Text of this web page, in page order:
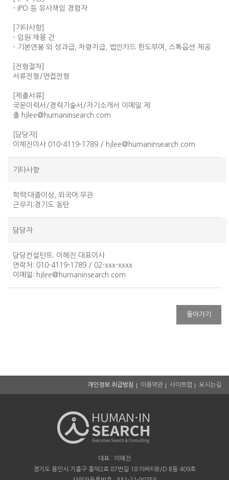
- IPO 등 유사책임 경험자
[기타사항]
- 임원 채용 건
- 기본연봉 외 성과급, 차량지급, 법인카드 한도부여, 스톡옵션 제공
[전형절차]
서류전형/면접전형
[제출서류]
국문이력서/경력기술서/자기소개서 이메일 제
출 hjlee@humaninsearch.com
[담당자]
이혜진이사 010-4119-1789 / hjlee@humaninsearch.com
기타사항
학력:대졸이상, 외국어:무관
근무지:경기도 동탄
담당자
담당컨설턴트: 이혜진 대표이사
연락처 : 010-4119-1789 / 02-xxx-xxxx
이메일 : hjlee@humaninsearch.com
돌아가기
개인정보 취급방침 이용약관 사이트맵 오시는길
대표 : 이혜진
경기도 용인시 기흥구 흥덕2로 87번길 18 이씨티B/D B동 409호